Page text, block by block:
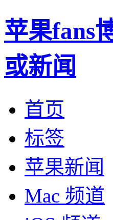
苹果fans
或新闻
首页
标签
苹果新闻
Mac 频道